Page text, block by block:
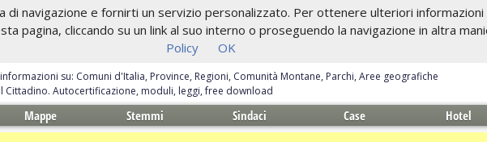
di navigazione e fornirti un servizio personalizzato. Per ottenere ulteriori
pagina, cliccando su un link al suo interno o proseguendo la navigazione in altra
Policy
OK
su: Comuni d'Italia, Province, Regioni, Comunità Montane, Parchi, Aree geografiche
Cittadino. Autocertificazione, moduli, leggi, free download
Mappe Stemmi Sindaci Case Hotel